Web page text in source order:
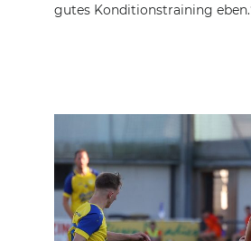
gutes Konditionstraining